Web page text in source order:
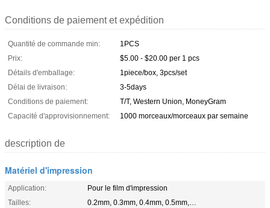
Conditions de paiement et expédition
Quantité de commande min:
1PCS
Prix:
$5.00 - $20.00 per 1 pcs
Détails d'emballage:
1piece/box, 3pcs/set
Délai de livraison:
3-5days
Conditions de paiement:
T/T, Western Union, MoneyGram
Capacité d'approvisionnement:
1000 morceaux/morceaux par semaine
description de
Matériel d'impression
Application:
Pour le film d'impression
Tailles:
0.2mm, 0.3mm, 0.4mm, 0.5mm,…